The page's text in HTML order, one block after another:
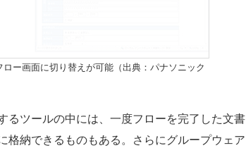
ー画面に切り替えが可能（出典：パナソニック
ツールの中には、一度フローを完了した文書
格納できるものもある。さらにグループウェア